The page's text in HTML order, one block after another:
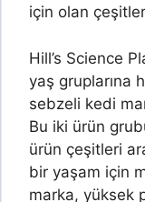
için olan
Hill’s Science
yaş gruplarına
sebzeli kedi
Bu iki ürün
ürün çeşitleri
bir yaşam için
marka, yüksek